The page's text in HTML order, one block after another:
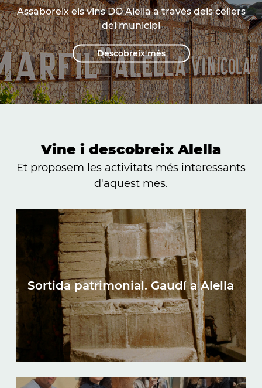
Assaboreix els vins DO Alella a través dels cellers
del municipi
Descobreix més
Vine i descobreix Alella
Et proposem les activitats més interessants
d'aquest mes.
Sortida patrimonial. Gaudí a Alella